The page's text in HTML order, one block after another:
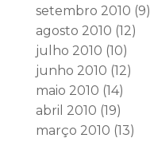
setembro 2010 (9)
agosto 2010 (12)
julho 2010 (10)
junho 2010 (12)
maio 2010 (14)
abril 2010 (19)
março 2010 (13)